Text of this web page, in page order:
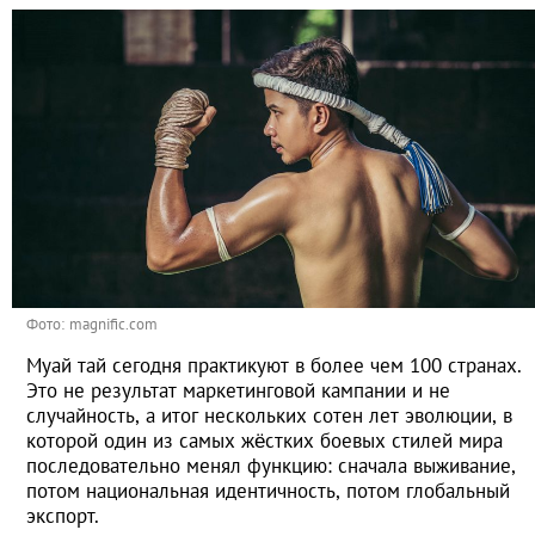
Фото: magnific.com
Муай тай сегодня практикуют в более чем 100 странах.
Это не результат маркетинговой кампании и не
случайность, а итог нескольких сотен лет эволюции, в
которой один из самых жёстких боевых стилей мира
последовательно менял функцию: сначала выживание,
потом национальная идентичность, потом глобальный
экспорт.